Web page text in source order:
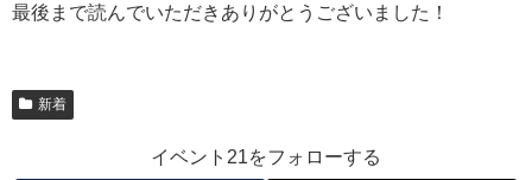
最後まで読んでいただきありがとうございました！
新着
イベント21をフォローする